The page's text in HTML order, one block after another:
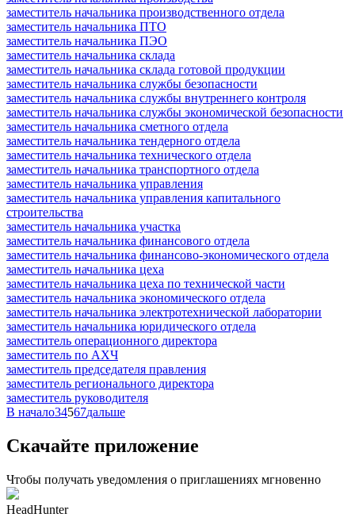
заместитель начальника производственного отдела
заместитель начальника ПТО
заместитель начальника ПЭО
заместитель начальника склада
заместитель начальника склада готовой продукции
заместитель начальника службы безопасности
заместитель начальника службы внутреннего контроля
заместитель начальника службы экономической безопасности
заместитель начальника сметного отдела
заместитель начальника тендерного отдела
заместитель начальника технического отдела
заместитель начальника транспортного отдела
заместитель начальника управления
заместитель начальника управления капитального
строительства
заместитель начальника участка
заместитель начальника финансового отдела
заместитель начальника финансово-экономического отдела
заместитель начальника цеха
заместитель начальника цеха по технической части
заместитель начальника экономического отдела
заместитель начальника электротехнической лаборатории
заместитель начальника юридического отдела
заместитель операционного директора
заместитель по АХЧ
заместитель председателя правления
заместитель регионального директора
заместитель руководителя
В начало34567дальше
Скачайте приложение
Чтобы получать уведомления о приглашениях мгновенно
HeadHunter